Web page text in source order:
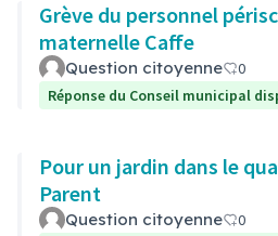
Grève du personnel
maternelle Caffe
Question citoyenne
0
Réponse du Conseil municipal
Pour un jardin dans le
Parent
Question citoyenne
0